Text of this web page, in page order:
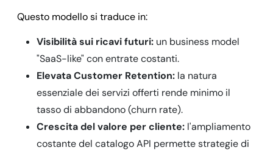
Questo modello si traduce in:
Visibilità sui ricavi futuri: un business model
"SaaS-like" con entrate costanti.
Elevata Customer Retention: la natura
essenziale dei servizi offerti rende minimo il
tasso di abbandono (churn rate).
Crescita del valore per cliente: l'ampliamento
costante del catalogo API permette strategie di